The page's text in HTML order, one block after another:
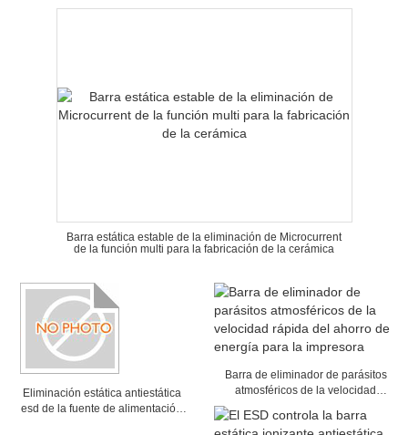
Barra estática estable de la eliminación de Microcurrent
de la función multi para la fabricación de la cerámica
Eliminación estática antiestática
esd de la fuente de alimentación
Barra de eliminador de parásitos
atmosféricos de la velocidad
rápida del ahorro de energía para
la impresora